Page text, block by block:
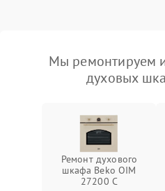
Мы ремонтируем
духовых
Ремонт духового
шкафа Beko OIM
27200 C